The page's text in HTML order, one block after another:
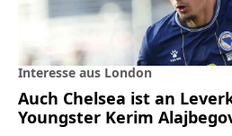
Interesse aus London
Auch Chelsea ist an
Youngster Kerim